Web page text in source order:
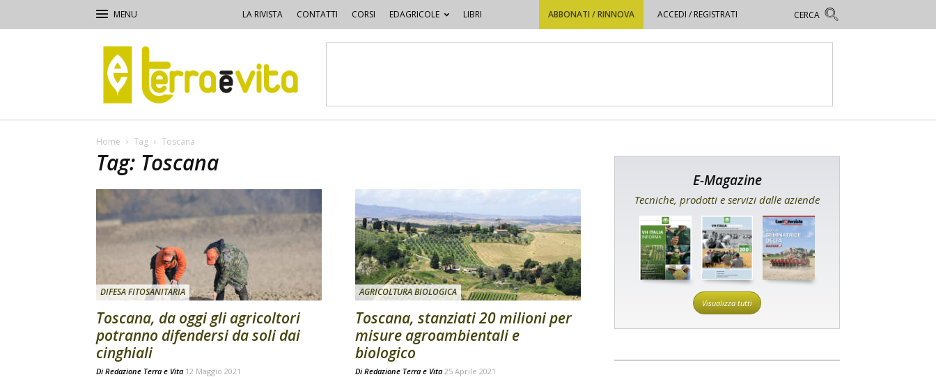
LA RIVISTA CONTATTI CORSI EDAGRICOLE LIBRI ABBONATI / RINNOVA ACCEDI / REGISTRATI
Terra
e
Vita
Home Tag Toscana
Tag: Toscana
DIFESA FITOSANITARIA
Toscana, da oggi gli agricoltori
potranno difendersi da soli dai
cinghiali
Di Redazione Terra e Vita 12 Maggio 2021
AGRICOLTURA BIOLOGICA
Toscana, stanziati 20 milioni per
misure agroambientali e
biologico
Di Redazione Terra e Vita 25 Aprile 2021
E-Magazine
Tecniche, prodotti e servizi dalle aziende
Visualizza tutti